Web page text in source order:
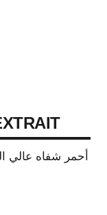
أحمر شفاه عالي